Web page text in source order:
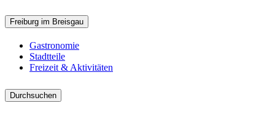
Freiburg im Breisgau
Gastronomie
Stadtteile
Freizeit & Aktivitäten
Durchsuchen